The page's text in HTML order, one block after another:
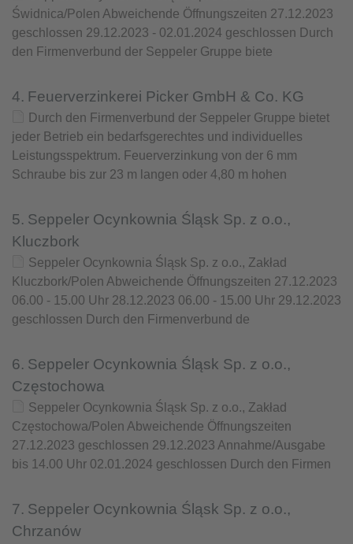
Świdnica/Polen Abweichende Öffnungszeiten 27.12.2023
geschlossen 29.12.2023 - 02.01.2024 geschlossen Durch
den Firmenverbund der Seppeler Gruppe biete
4. Feuerverzinkerei Picker GmbH & Co. KG
Durch den Firmenverbund der Seppeler Gruppe bietet
jeder Betrieb ein bedarfsgerechtes und individuelles
Leistungsspektrum. Feuerverzinkung von der 6 mm
Schraube bis zur 23 m langen oder 4,80 m hohen
5. Seppeler Ocynkownia Śląsk Sp. z o.o.,
Kluczbork
Seppeler Ocynkownia Śląsk Sp. z o.o., Zakład
Kluczbork/Polen Abweichende Öffnungszeiten 27.12.2023
06.00 - 15.00 Uhr 28.12.2023 06.00 - 15.00 Uhr 29.12.2023
geschlossen Durch den Firmenverbund de
6. Seppeler Ocynkownia Śląsk Sp. z o.o.,
Częstochowa
Seppeler Ocynkownia Śląsk Sp. z o.o., Zakład
Częstochowa/Polen Abweichende Öffnungszeiten
27.12.2023 geschlossen 29.12.2023 Annahme/Ausgabe
bis 14.00 Uhr 02.01.2024 geschlossen Durch den Firmen
7. Seppeler Ocynkownia Śląsk Sp. z o.o.,
Chrzanów